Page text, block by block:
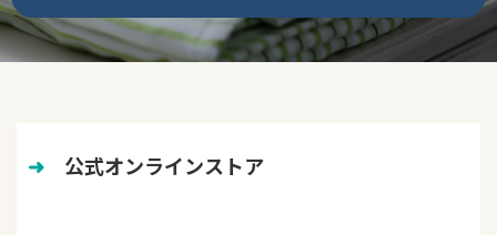
➜ 公式オンラインストア